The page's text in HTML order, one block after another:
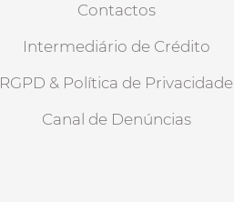
Contactos
Intermediário de Crédito
RGPD & Política de Privacidade
Canal de Denúncias